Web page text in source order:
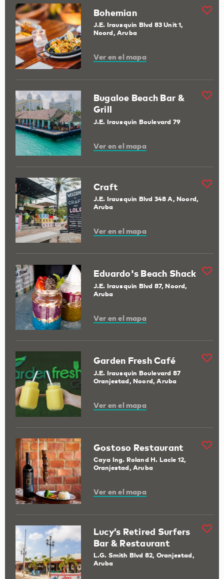
Bohemian
J.E. Irausquin Blvd 83 Unit 1,
Noord, Aruba
Ver en el mapa
Bugaloe Beach Bar &
Grill
J.E. Irausquin Boulevard 79
Ver en el mapa
Craft
J.E. Irausquin Blvd 348 A, Noord,
Aruba
Ver en el mapa
Eduardo's Beach Shack
J.E. Irausquin Blvd 87, Noord,
Aruba
Ver en el mapa
Garden Fresh Café
J.E. Irausquin Boulevard 87
Oranjestad, Noord, Aruba
Ver en el mapa
Gostoso Restaurant
Caya Ing. Roland H. Lacle 12,
Oranjestad, Aruba
Ver en el mapa
Lucy’s Retired Surfers
Bar & Restaurant
L.G. Smith Blvd 82, Oranjestad,
Aruba